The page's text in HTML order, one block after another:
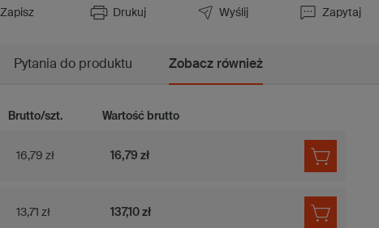
Zapisz Drukuj Wyślij Zapytaj
Pytania do produktu Zobacz również
Brutto/szt. Wartość brutto
16,79 zł 16,79 zł
13,71 zł 137,10 zł